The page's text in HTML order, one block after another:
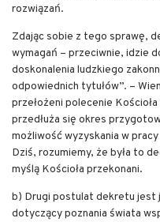
rozwiązań.
Zdając sobie z tego sprawę,
wymagań – przeciwnie, idzie
doskonalenia ludzkiego
odpowiednich tytułów”. –
przełożeni polecenie
przedłuża się okres
możliwość wyzyskania w
Dziś, rozumiemy, że była to
myślą Kościoła przekonani.
b) Drugi postulat dekretu jest
dotyczący poznania świata